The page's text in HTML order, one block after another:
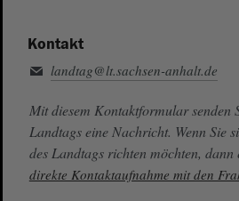
Kontakt
landtag@lt.sachsen-anhalt.de
Mit diesem Kontaktformular senden
Landtags eine Nachricht. Wenn Sie
des Landtags richten möchten,
direkte Kontaktaufnahme mit den